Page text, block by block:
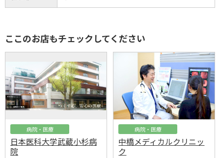
ここのお店もチェックしてください
病院・医療
日本医科大学武蔵小杉病
院
病院・医療
中橋メディカルクリニッ
ク